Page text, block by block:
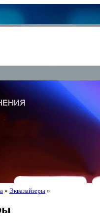
» Эквалайзеры »